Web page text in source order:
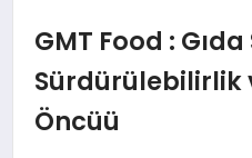
MAGAZIN
GMT Food :
Sürdürülebilirlik
Öncüü